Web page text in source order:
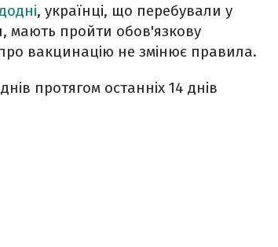
, українці, що перебували у
мають пройти обов'язкову
вакцинацію не змінює правила.
протягом останніх 14 днів